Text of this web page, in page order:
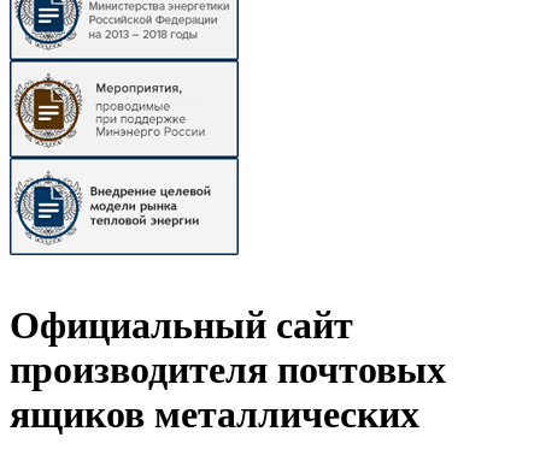
Официальный сайт
производителя почтовых
ящиков металлических